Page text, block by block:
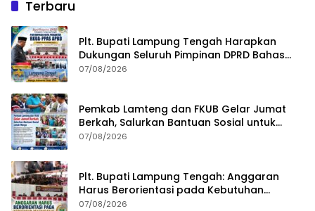
Terbaru
Plt. Bupati Lampung Tengah Harapkan
Dukungan Seluruh Pimpinan DPRD Bahas
RKUA-PPAS APBD Tahun 2027
07/08/2026
Pemkab Lamteng dan FKUB Gelar Jumat
Berkah, Salurkan Bantuan Sosial untuk
Warga
07/08/2026
Plt. Bupati Lampung Tengah: Anggaran
Harus Berorientasi pada Kebutuhan
Masyarakat
07/08/2026